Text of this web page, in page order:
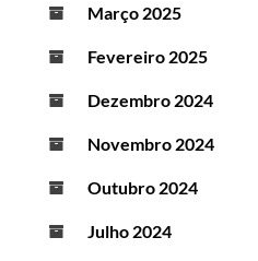
Março 2025
Fevereiro 2025
Dezembro 2024
Novembro 2024
Outubro 2024
Julho 2024